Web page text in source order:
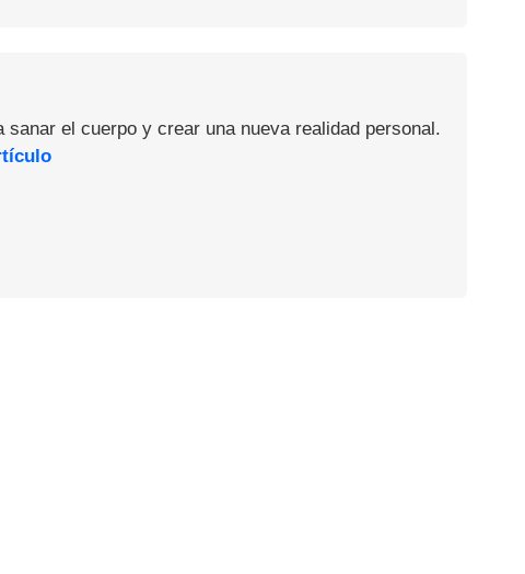
el cuerpo y crear una nueva realidad personal.